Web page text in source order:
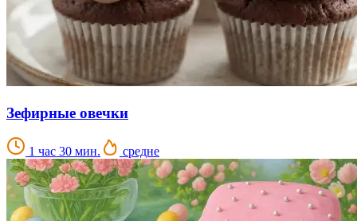
Зефирные овечки
1 час 30 мин. средне